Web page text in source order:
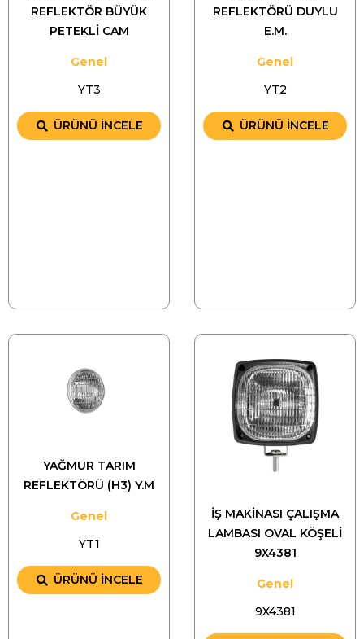
REFLEKTÖR BÜYÜK
PETEKLİ CAM
Genel
YT3
ÜRÜNÜ İNCELE
REFLEKTÖRÜ DUYLU
E.M.
Genel
YT2
ÜRÜNÜ İNCELE
YAĞMUR TARIM
REFLEKTÖRÜ (H3) Y.M
Genel
YT1
ÜRÜNÜ İNCELE
İŞ MAKİNASI ÇALIŞMA
LAMBASI OVAL KÖŞELİ
9X4381
Genel
9X4381